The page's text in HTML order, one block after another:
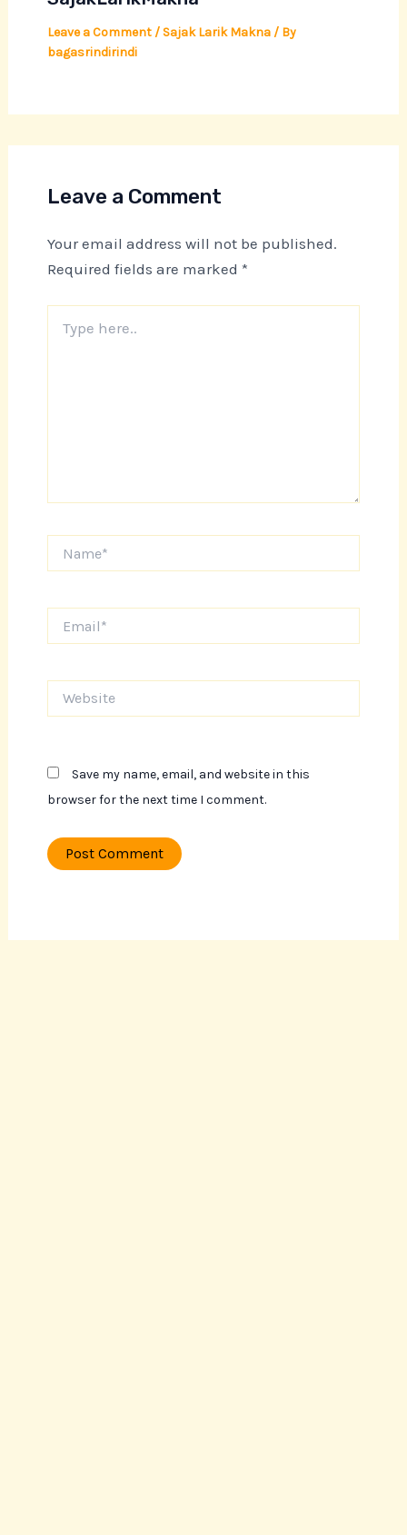
Leave a Comment/ Sajak Larik Makna/ By
bagasrindirindi
Leave a Comment
Your email address will not be published.
Required fields are marked *
here..
Save my name, email, and website in this
browser for the next time I comment.